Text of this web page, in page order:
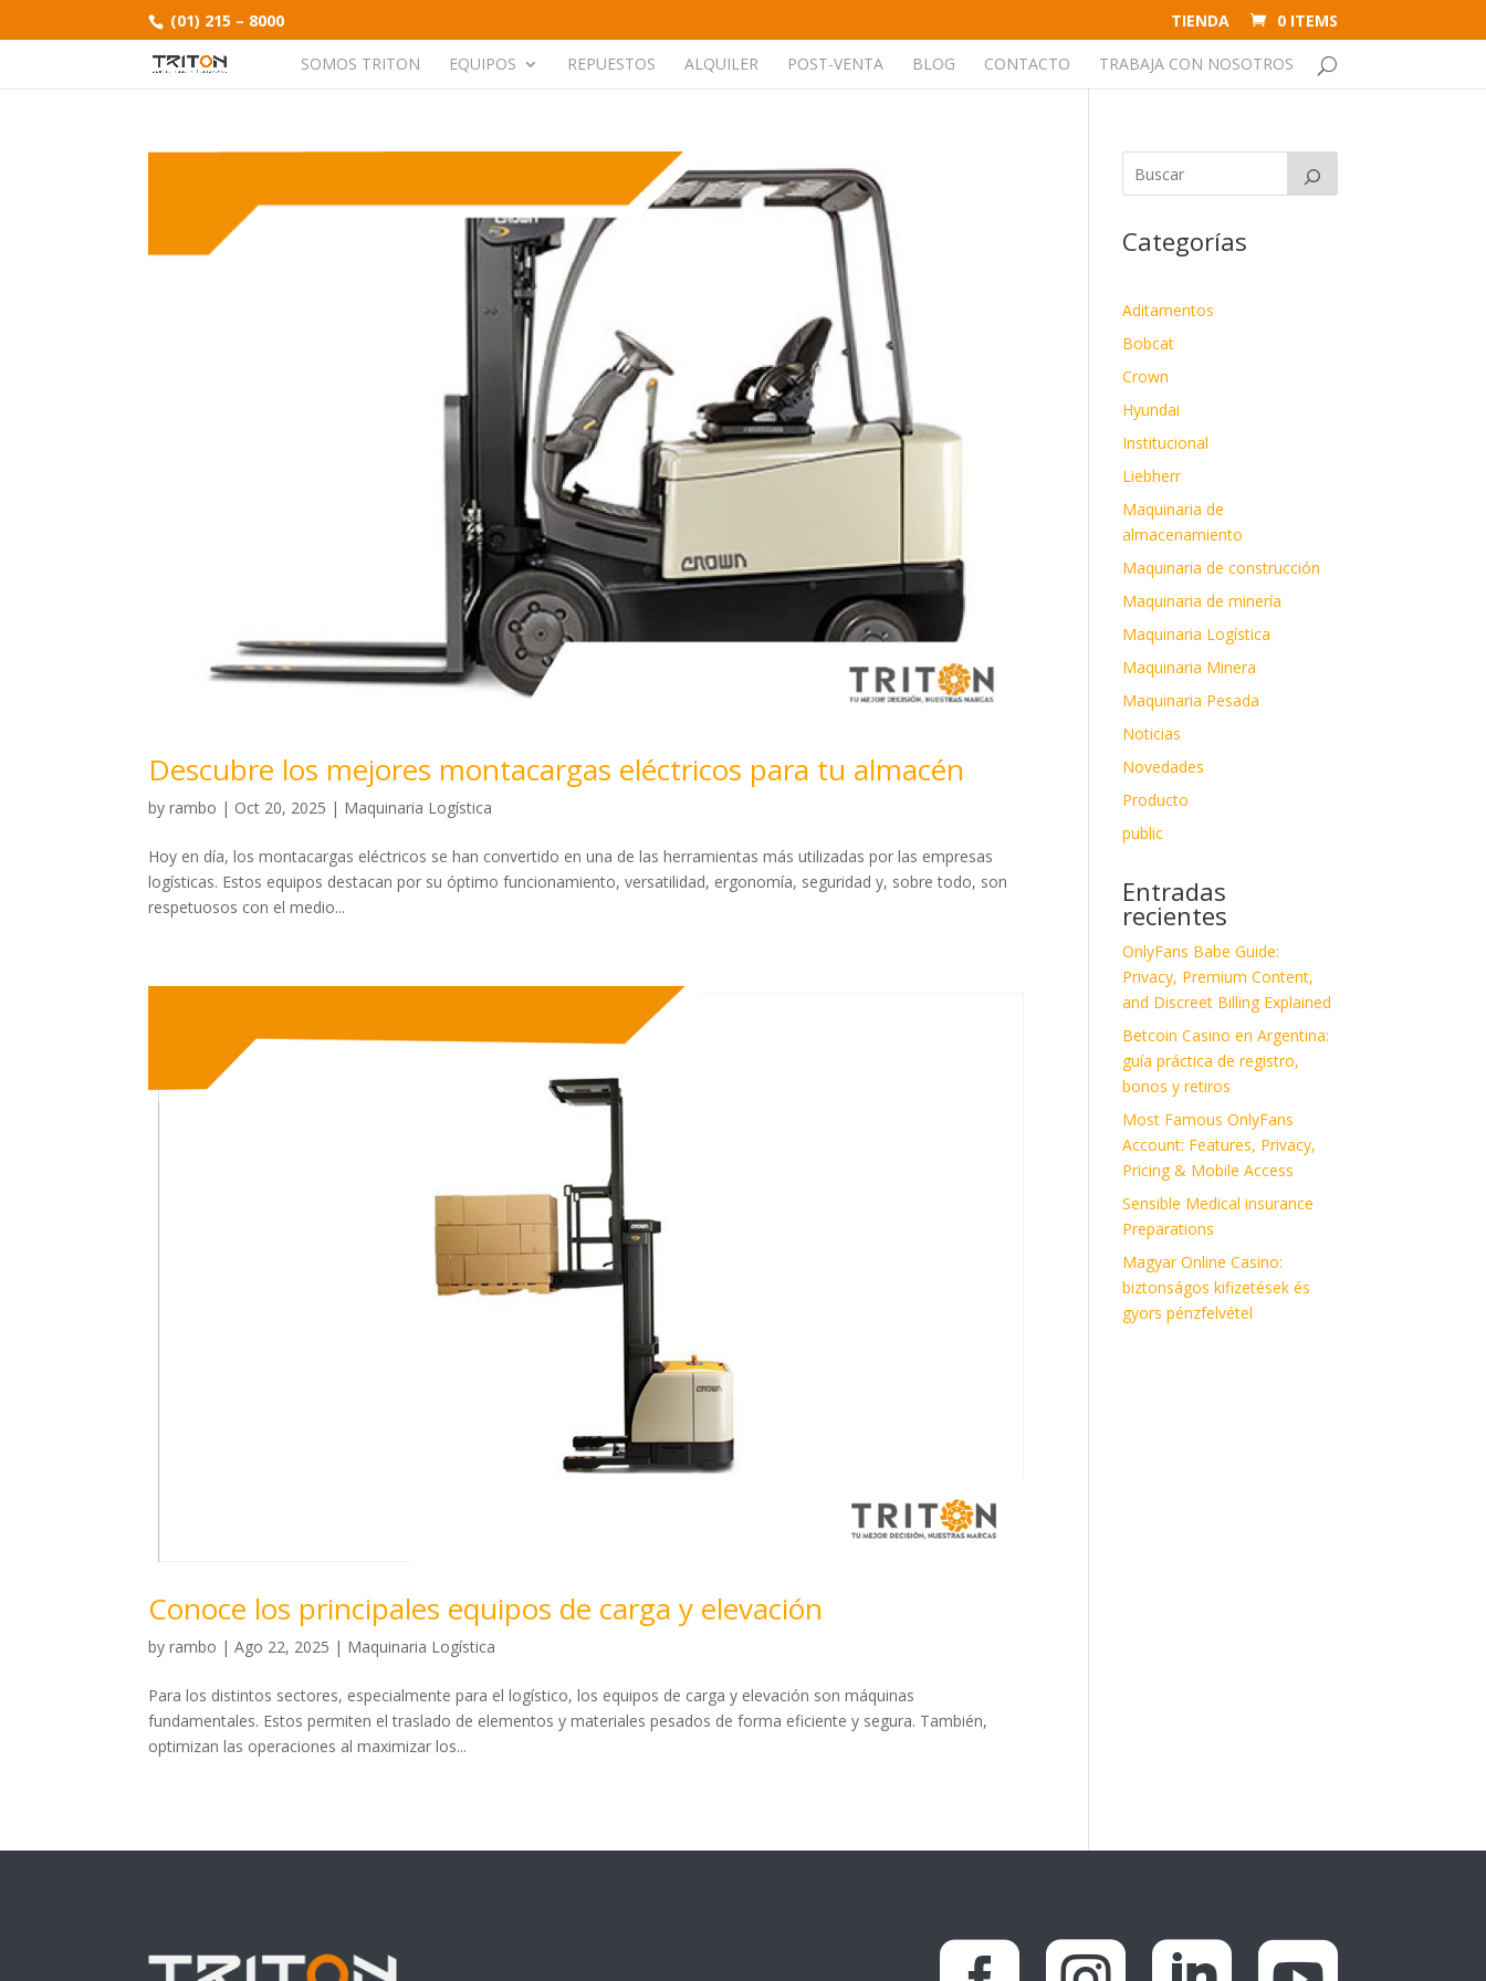
(01) 215 – 8000 TIENDA 0 ITEMS
SOMOS TRITON EQUIPOS REPUESTOS ALQUILER POST-VENTA BLOG CONTACTO TRABAJA CON NOSOTROS
Descubre los mejores montacargas eléctricos para tu almacén
byrambo | Oct 20, 2025 | Maquinaria Logística
Hoy en día, los montacargas eléctricos se han convertido en una de las herramientas más utilizadas por las empresas
logísticas. Estos equipos destacan por su óptimo funcionamiento, versatilidad, ergonomía, seguridad y, sobre todo, son
respetuosos con el medio...
Conoce los principales equipos de carga y elevación
byrambo |Ago 22, 2025 | Maquinaria Logística
Para los distintos sectores, especialmente para el logístico, los equipos de carga y elevación son máquinas
fundamentales. Estos permiten el traslado de elementos y materiales pesados de forma eficiente y segura. También,
optimizan las operaciones al maximizar los...
Categorías
Aditamentos
Bobcat
Crown
Hyundai
Institucional
Liebherr
Maquinaria de
almacenamiento
Maquinaria de construcción
Maquinaria de minería
Maquinaria Logística
Maquinaria Minera
Maquinaria Pesada
Noticias
Novedades
Producto
public
Entradas
recientes
OnlyFans Babe Guide:
Privacy, Premium Content,
and Discreet Billing Explained
Betcoin Casino en Argentina:
guía práctica de registro,
bonos y retiros
Most Famous OnlyFans
Account: Features, Privacy,
Pricing & Mobile Access
Sensible Medical insurance
Preparations
Magyar Online Casino:
biztonságos kifizetések és
gyors pénzfelvétel